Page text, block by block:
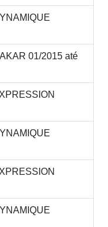
01/2015 até